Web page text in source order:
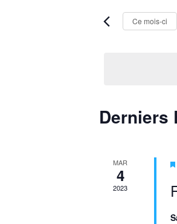
de
ÉvènementsCe mois-ci
Derniers
MAR
4
2023